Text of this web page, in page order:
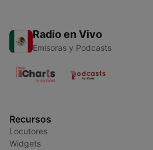
Radio en Vivo
Emisoras y Podcasts
Recursos
Locutores
Widgets